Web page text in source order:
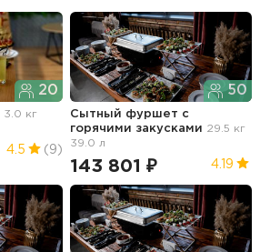
20
3.0 кг
4.5 (9)
50
Сытный фуршет с
горячими закусками 29.5 кг
39.0 л
143 801 ₽ 4.19